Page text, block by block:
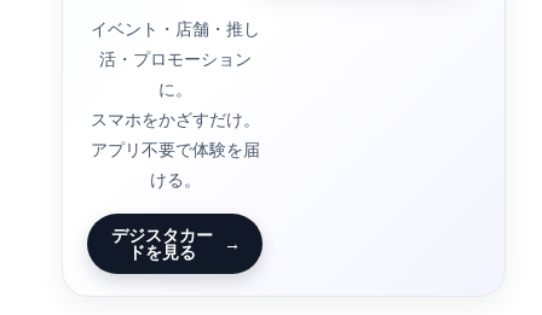
イベント・店舗・推し
活・プロモーション
に。
スマホをかざすだけ。
アプリ不要で体験を届
ける。
デジスタカー
ドを見る →